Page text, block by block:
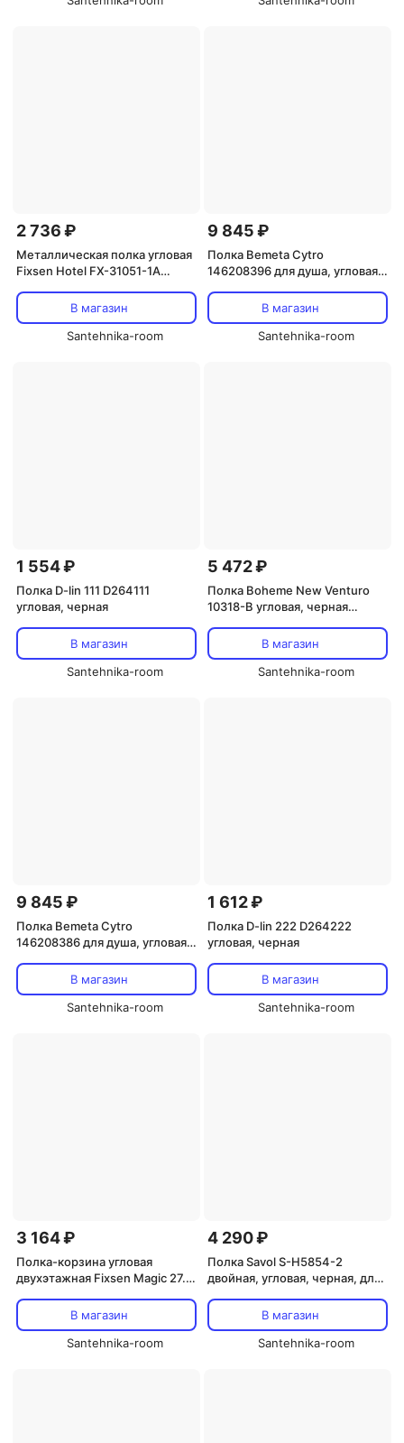
2 736 ₽
Металлическая полка угловая
Fixsen Hotel FX-31051-1A
В магазин
Santehnika-room
9 845 ₽
Полка Bemeta Cytro
146208396 для душа, угловая,
В магазин
Santehnika-room
1 554 ₽
Полка D-lin 111 D264111
угловая, черная
В магазин
Santehnika-room
5 472 ₽
Полка Boheme New Venturo
10318-B угловая, черная
В магазин
Santehnika-room
9 845 ₽
Полка Bemeta Cytro
146208386 для душа, угловая,
В магазин
Santehnika-room
1 612 ₽
Полка D-lin 222 D264222
угловая, черная
В магазин
Santehnika-room
3 164 ₽
Полка-корзина угловая
двухэтажная Fixsen Magic 27.5
В магазин
Santehnika-room
4 290 ₽
Полка Savol S-H5854-2
двойная, угловая, черная, для
В магазин
Santehnika-room